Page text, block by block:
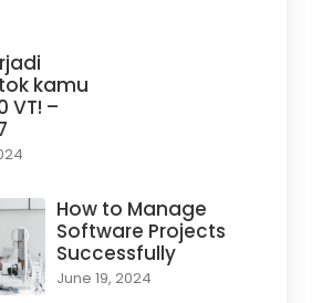
kamu
VT! –
How to Manage
Software Projects
Successfully
June 19, 2024